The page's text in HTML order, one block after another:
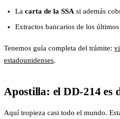
La carta de la SSA si además
Extractos bancarios de los últimos
Tenemos guía completa del trámite:
estadounidenses.
Apostilla: el DD-214 es
Aquí tropieza casi todo el mundo.